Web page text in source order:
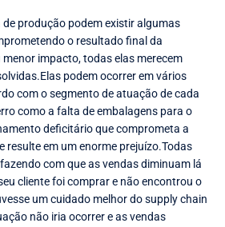
produção podem existir algumas
o resultado final da
impacto, todas elas merecem
podem ocorrer em vários
com o segmento de atuação de cada
como a falta de embalagens para o
deficitário que comprometa a
resulte em um enorme prejuízo.Todas
com que as vendas diminuam lá
cliente foi comprar e não encontrou o
um cuidado melhor do supply chain
não iria ocorrer e as vendas